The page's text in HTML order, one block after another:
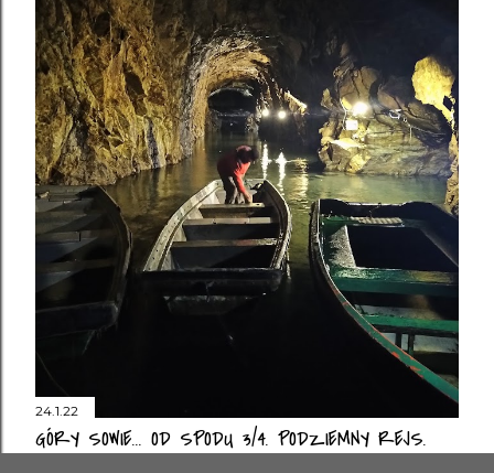
24.1.22
GÓRY SOWIE... OD SPODU 3/4. PODZIEMNY REJS.